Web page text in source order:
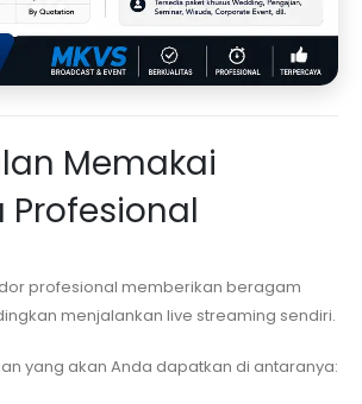
Memakai
Profesional
profesional memberikan beragam
menjalankan live streaming sendiri.
yang akan Anda dapatkan di antaranya: